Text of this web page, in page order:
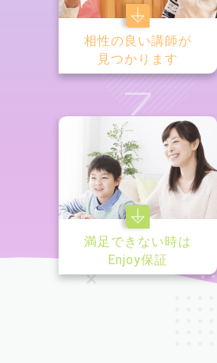
相性の良い講師が
見つかります
7
満足できない時は
Enjoy保証